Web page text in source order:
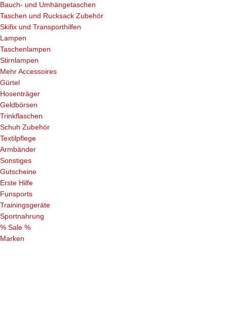
Bauch- und Umhängetaschen
Taschen und Rucksack Zubehör
Skifix und Transporthilfen
Lampen
Taschenlampen
Stirnlampen
Mehr Accessoires
Gürtel
Hosenträger
Geldbörsen
Trinkflaschen
Schuh Zubehör
Textilpflege
Armbänder
Sonstiges
Gutscheine
Erste Hilfe
Funsports
Trainingsgeräte
Sportnahrung
% Sale %
Marken